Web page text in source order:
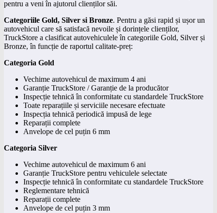
pentru a veni în ajutorul clienților săi.
Categoriile Gold, Silver si Bronze. Pentru a găsi rapid și ușor un
autovehicul care să satisfacă nevoile și dorințele clienților,
TruckStore a clasificat autovehiculele în categoriile Gold, Silver și
Bronze, în funcție de raportul calitate-preț:
Categoria Gold
Vechime autovehicul de maximum 4 ani
Garanție TruckStore / Garanție de la producător
Inspecție tehnică în conformitate cu standardele TruckStore
Toate reparațiile și serviciile necesare efectuate
Inspecția tehnică periodică impusă de lege
Reparații complete
Anvelope de cel puțin 6 mm
Categoria Silver
Vechime autovehicul de maximum 6 ani
Garanție TruckStore pentru vehiculele selectate
Inspecție tehnică în conformitate cu standardele TruckStore
Reglementare tehnică
Reparații complete
Anvelope de cel puțin 3 mm